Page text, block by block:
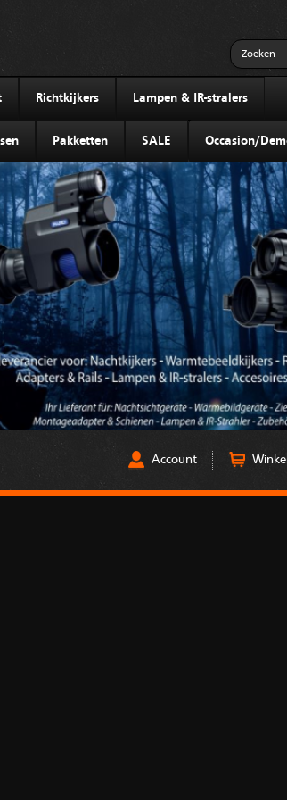
Richtkijkers Lampen & IR-stralers
Pakketten SALE Occasion/
Account